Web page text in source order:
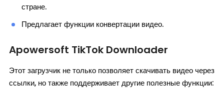
стране.
Предлагает функции конвертации видео.
Apowersoft TikTok Downloader
Этот загрузчик не только позволяет скачивать видео через
ссылки, но также поддерживает другие полезные функции: